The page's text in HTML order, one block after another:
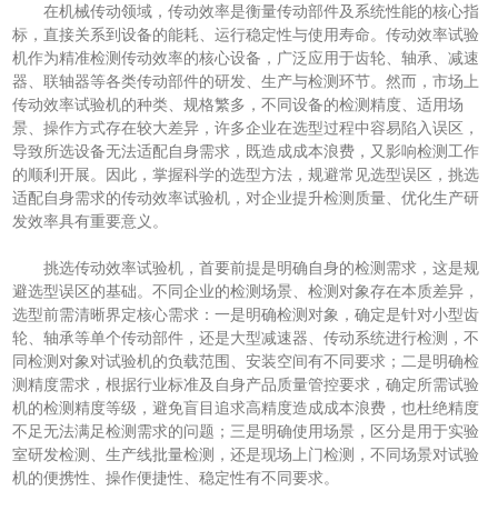
在机械传动领域，传动效率是衡量传动部件及系统性能的核心指
标，直接关系到设备的能耗、运行稳定性与使用寿命。传动效率试验
机作为精准检测传动效率的核心设备，广泛应用于齿轮、轴承、减速
器、联轴器等各类传动部件的研发、生产与检测环节。然而，市场上
传动效率试验机的种类、规格繁多，不同设备的检测精度、适用场
景、操作方式存在较大差异，许多企业在选型过程中容易陷入误区，
导致所选设备无法适配自身需求，既造成成本浪费，又影响检测工作
的顺利开展。因此，掌握科学的选型方法，规避常见选型误区，挑选
适配自身需求的传动效率试验机，对企业提升检测质量、优化生产研
发效率具有重要意义。
挑选传动效率试验机，首要前提是明确自身的检测需求，这是规
避选型误区的基础。不同企业的检测场景、检测对象存在本质差异，
选型前需清晰界定核心需求：一是明确检测对象，确定是针对小型齿
轮、轴承等单个传动部件，还是大型减速器、传动系统进行检测，不
同检测对象对试验机的负载范围、安装空间有不同要求；二是明确检
测精度需求，根据行业标准及自身产品质量管控要求，确定所需试验
机的检测精度等级，避免盲目追求高精度造成成本浪费，也杜绝精度
不足无法满足检测需求的问题；三是明确使用场景，区分是用于实验
室研发检测、生产线批量检测，还是现场上门检测，不同场景对试验
机的便携性、操作便捷性、稳定性有不同要求。